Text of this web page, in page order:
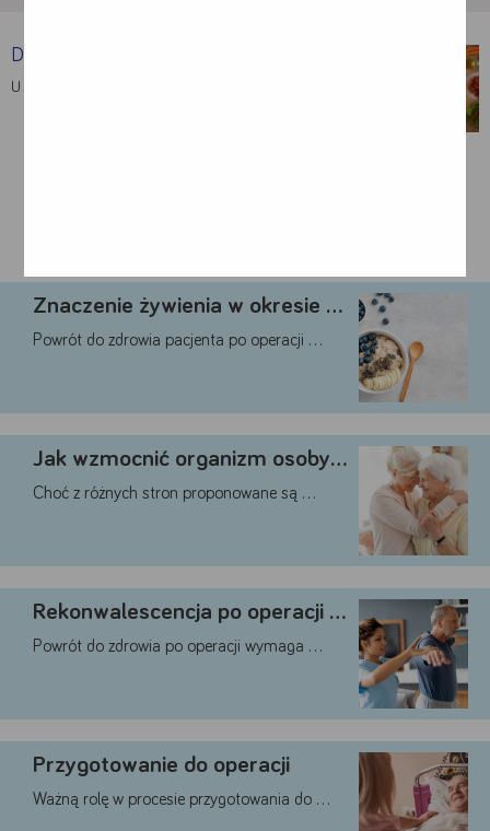
Dieta lekkostrawna po operacji
U wielu pacjentów w trakcie rekonwalescencji …
Znaczenie żywienia w okresie …
Powrót do zdrowia pacjenta po operacji …
Jak wzmocnić organizm osoby …
Choć z różnych stron proponowane są …
Rekonwalescencja po operacji – …
Powrót do zdrowia po operacji wymaga …
Przygotowanie do operacji
Ważną rolę w procesie przygotowania do …
Akceptuję
wszystkie
Zapisuję moje
wybory
Odrzucam wszystkie
dobrowolne